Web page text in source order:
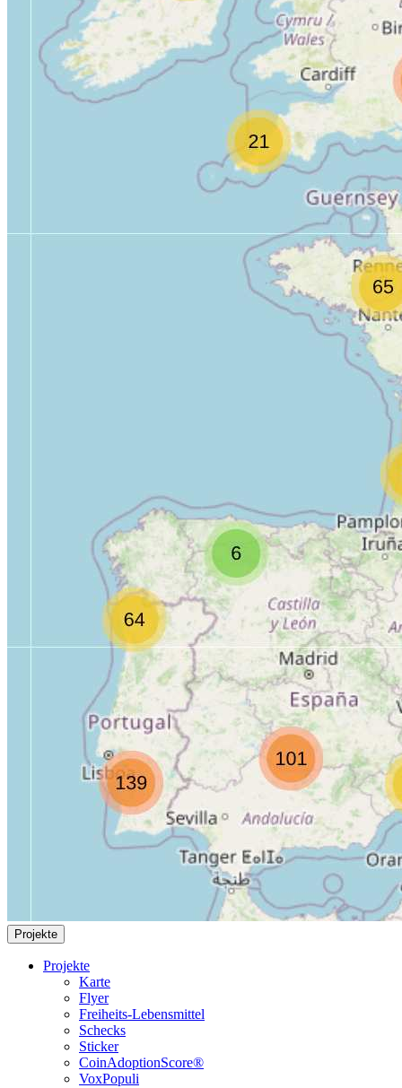
Projekte
Projekte
Karte
Flyer
Freiheits-Lebensmittel
Schecks
Sticker
CoinAdoptionScore®
VoxPopuli